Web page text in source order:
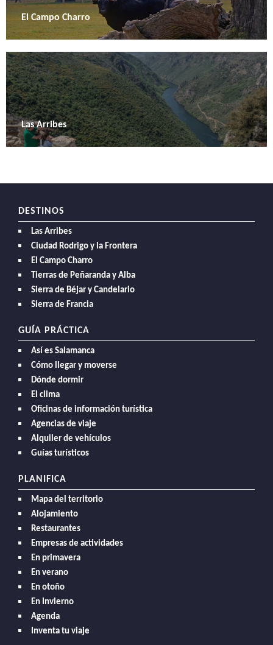
El Campo Charro
Las Arribes
DESTINOS
Las Arribes
Ciudad Rodrigo y la Frontera
El Campo Charro
Tierras de Peñaranda y Alba
Sierra de Béjar y Candelario
Sierra de Francia
GUÍA PRÁCTICA
Así es Salamanca
Cómo llegar y moverse
Dónde dormir
El clima
Oficinas de información turística
Agencias de viaje
Alquiler de vehículos
Guías turísticos
PLANIFICA
Mapa del territorio
Alojamiento
Restaurantes
Empresas de actividades
En primavera
En verano
En otoño
En Invierno
Agenda
Inventa tu viaje